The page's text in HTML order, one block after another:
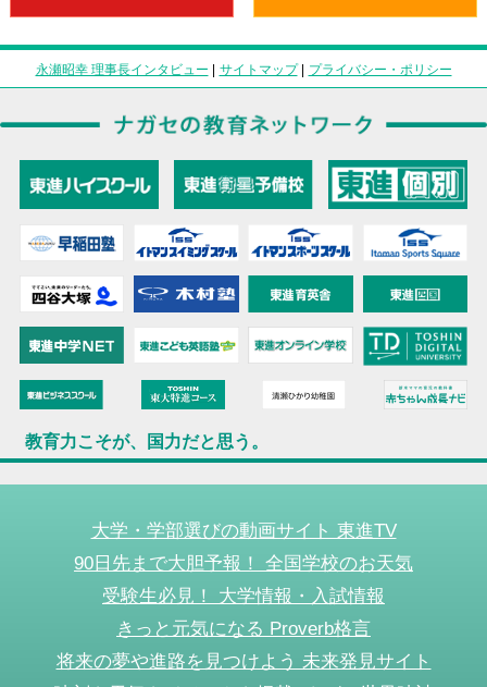
永瀬昭幸 理事長インタビュー | サイトマップ| プライバシー・ポリシー
教育力こそが、国力だと思う。
大学・学部選びの動画サイト 東進TV
90日先まで大胆予報！ 全国学校のお天気
受験生必見！ 大学情報・入試情報
きっと元気になる Proverb格言
将来の夢や進路を見つけよう 未来発見サイト